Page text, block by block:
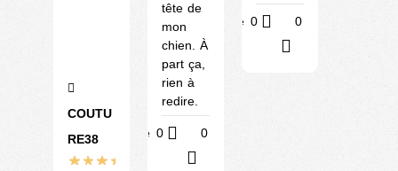
COUTU
RE38
tête de
mon
chien. À
part ça,
rien à
redire.
Utile 0 0
Utile 0 0